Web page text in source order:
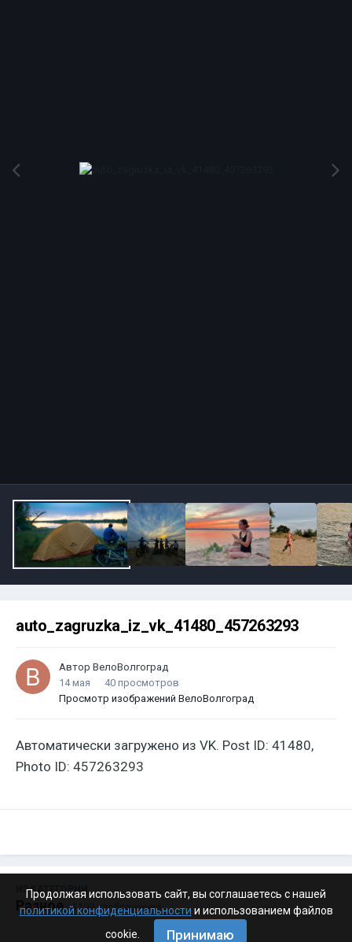
auto_zagruzka_iz_vk_41480_457263293
Автор ВелоВолгоград
14 мая
40 просмотров
Просмотр изображений ВелоВолгоград
Автоматически загружено из VK. Post ID: 41480,
Photo ID: 457263293
ИЗ КАТЕГОРИИ:
Разное · 4 199 изображений
Продолжая использовать сайт, вы соглашаетесь с нашей
политикой конфиденциальности и использованием файлов
cookie.
Принимаю